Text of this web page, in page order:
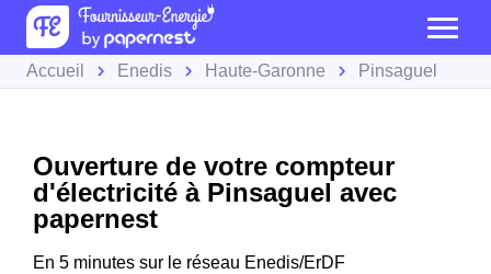
Accueil Enedis Haute-Garonne Pinsaguel